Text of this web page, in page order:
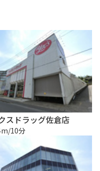
スドラッグ佐倉店
10分